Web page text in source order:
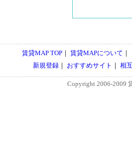
賃貸MAP TOP｜ 賃貸MAPについて ｜
新規登録｜ おすすめサイト ｜ 相
Copyright 2006-2009